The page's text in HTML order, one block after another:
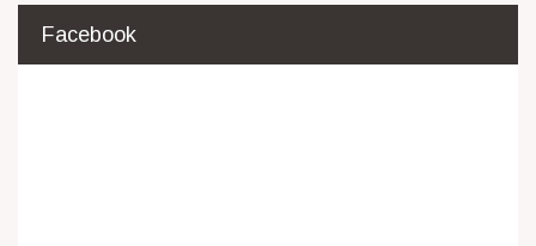
Facebook